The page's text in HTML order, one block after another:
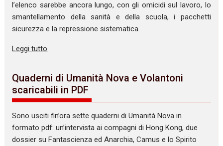
l’elenco sarebbe ancora lungo, con gli omicidi sul lavoro, lo
smantellamento della sanità e della scuola, i pacchetti
sicurezza e la repressione sistematica.
Leggi tutto
Quaderni di Umanità Nova e Volantoni
scaricabili in PDF
Sono usciti fin’ora sette quaderni di Umanità Nova in
formato pdf: un’intervista ai compagni di Hong Kong, due
dossier su Fantascienza ed Anarchia, Camus e lo Spirito